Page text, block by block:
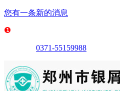
您有一条新的消息
0371-55159988